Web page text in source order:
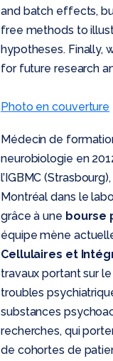
and batch effects,
free methods to
hypotheses. Finally,
for future research
Photo en couverture
Médecin de
neurobiologie en
l’IGBMC
Montréal dans le
grâce à une bourse
équipe mène
Cellulaires et
travaux portant sur
troubles
substances
recherches, qui
de cohortes de